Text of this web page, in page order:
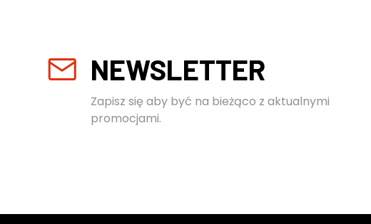
NEWSLETTER
Zapisz się aby być na bieżąco z aktualnymi
promocjami.